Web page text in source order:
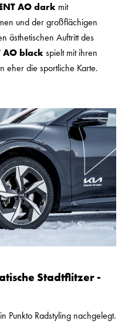
AO dark mit
und der großflächigen
ästhetischen Auftritt des
AO blackspielt mit ihren
eher die sportliche Karte.
Stadtflitzer -
Punkto Radstyling nachgelegt.